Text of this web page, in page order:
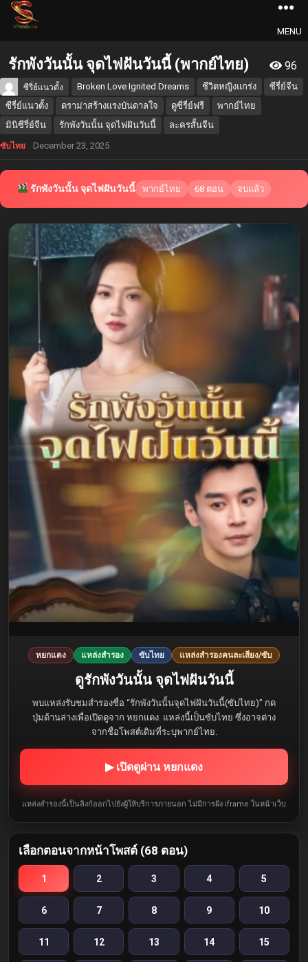
MENU
รักพังวันนั้น จุดไฟฝันวันนี้ (พากย์ไทย) 96
ซีรี่ย์แนวตั้ง Broken Love Ignited Dreams ชีวิตหญิงแกร่ง
ซีรี่ย์จีน
ซีรี่ย์แนวตั้ง
ดราม่าสร้างแรงบันดาลใจ ดูซีรี่ย์ฟรี
พากย์ไทย
มินิซีรี่ย์จีน
รักพังวันนั้น จุดไฟฝันวันนี้ ละครสั้นจีน
ซับไทย December 23, 2025
รักพังวันนั้น จุดไฟฝันวันนี้ พากย์ไทย 68 ตอน จบแล้ว
หยกแดง แหล่งสำรอง ซับไทย แหล่งสำรองคนละเสียง/ซับ
ดูรักพังวันนั้น จุดไฟฝันวันนี้
พบแหล่งรับชมสำรองชื่อ “รักพังวันนั้นจุดไฟฝันวันนี้(ซับไทย)” กด
ปุ่มด้านล่างเพื่อเปิดดูจาก หยกแดง. แหล่งนี้เป็นซับไทย ซึ่งอาจต่าง
จากชื่อโพสต์เดิมที่ระบุพากย์ไทย.
▶ เปิดดูผ่าน หยกแดง
แหล่งสำรองนี้เป็นลิงก์ออกไปยังผู้ให้บริการภายนอก ไม่มีการฝัง iframe ในหน้าเว็บ
เลือกตอนจากหน้าโพสต์ (68 ตอน)
1 2 3 4 5
6 7 8 9 10
11 12 13 14 15